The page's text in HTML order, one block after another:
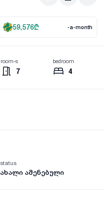
59,576₾ -a-month
7
room-s
4
bedroom
status
ახალი აშენებული